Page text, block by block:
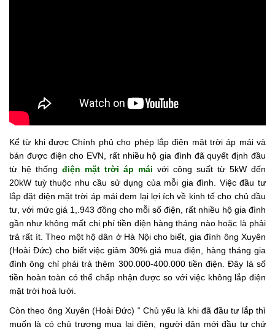
Kể từ khi được Chính phủ cho phép lắp điện mặt trời áp mái và
bán được điện cho EVN, rất nhiều hộ gia đình đã quyết định đầu
từ hệ thống điện mặt trời áp mái với công suất từ 5kW đến
20kW tuỳ thuộc nhu cầu sử dụng của mỗi gia đình. Việc đầu tư
lắp đặt điện mặt trời áp mái đem lại lợi ích về kinh tế cho chủ đầu
tư, với mức giá 1,.943 đồng cho mỗi số điện, rất nhiều hộ gia đình
gần như không mất chi phí tiền điện hàng tháng nào hoặc là phải
trả rất ít. Theo một hộ dân ở Hà Nội cho biết, gia đình ông Xuyên
(Hoài Đức) cho biết việc giảm 30% giá mua điện, hàng tháng gia
đình ông chỉ phải trả thêm 300.000-400.000 tiền điện. Đây là số
tiền hoàn toàn có thể chấp nhận được so với việc không lắp điện
mặt trời hoà lưới.
Còn theo ông Xuyên (Hoài Đức) “ Chủ yếu là khi đã đầu tư lắp thì
muốn là có chủ trương mua lại điện, người dân mới đầu tư chứ